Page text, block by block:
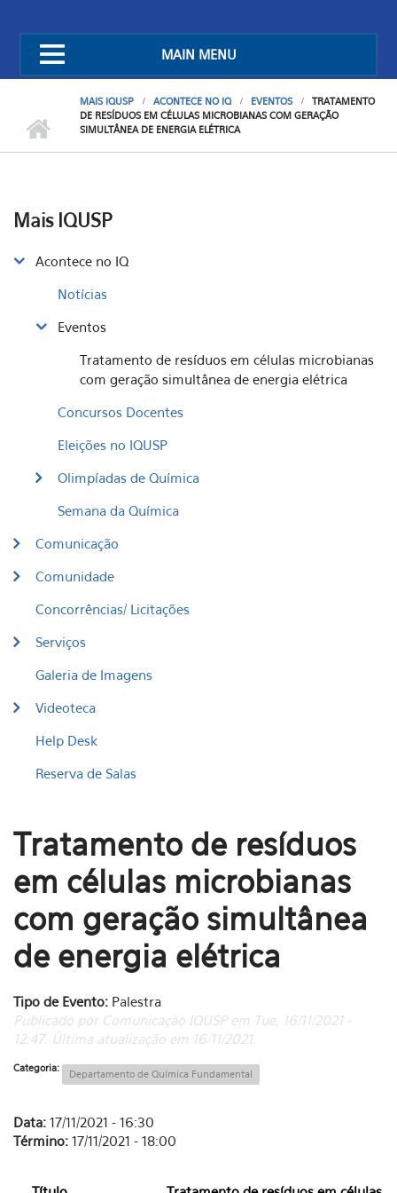
MAIN MENU
MAIS IQUSP ACONTECE NO IQ EVENTOS
TRATAMENTO
DE RESÍDUOS EM CÉLULAS MICROBIANAS COM GERAÇÃO
SIMULTÂNEA DE ENERGIA ELÉTRICA
Mais IQUSP
Acontece no IQ
Notícias
Eventos
Tratamento de resíduos em células microbianas
com geração simultânea de energia elétrica
Concursos Docentes
Eleições no IQUSP
Olimpíadas de Química
Semana da Química
Comunicação
Comunidade
Concorrências/ Licitações
Serviços
Galeria de Imagens
Videoteca
Help Desk
Reserva de Salas
Tratamento de resíduos
em células microbianas
com geração simultânea
de energia elétrica
Tipo de Evento: Palestra
Publicado por Comunicação IQUSP em Tue, 16/11/2021 -
12:47. Última atualização em 16/11/2021.
Categoria: Departamento de Química Fundamental
Data: 17/11/2021 - 16:30
Término: 17/11/2021 - 18:00